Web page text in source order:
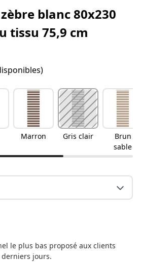
blanc 80x230
tissu 75,9 cm
Marron Gris clair
Brun
sable
le plus bas proposé aux clients
derniers jours.